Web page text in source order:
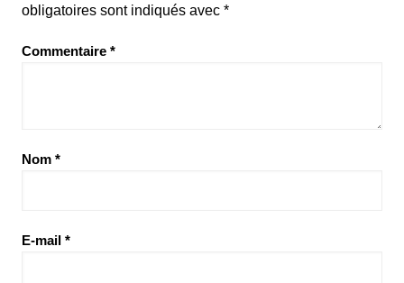
obligatoires sont indiqués avec *
Commentaire *
Nom *
E-mail *